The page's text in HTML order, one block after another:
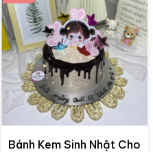
Bánh Kem Sinh Nhật Cho